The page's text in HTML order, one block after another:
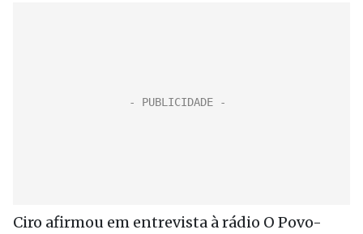
Ciro afirmou em entrevista à rádio O Povo-